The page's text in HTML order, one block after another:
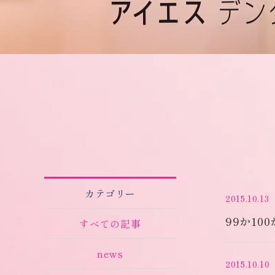
カテゴリー
すべての記事
news
2015.10.13
99か100
2015.10.10